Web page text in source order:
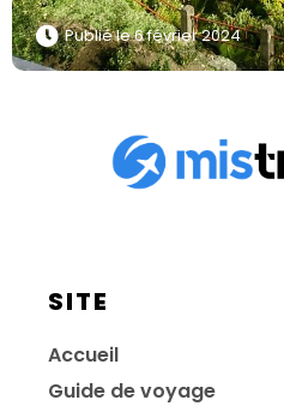
Publié le6 février 2024
SITE
Accueil
Guide de voyage